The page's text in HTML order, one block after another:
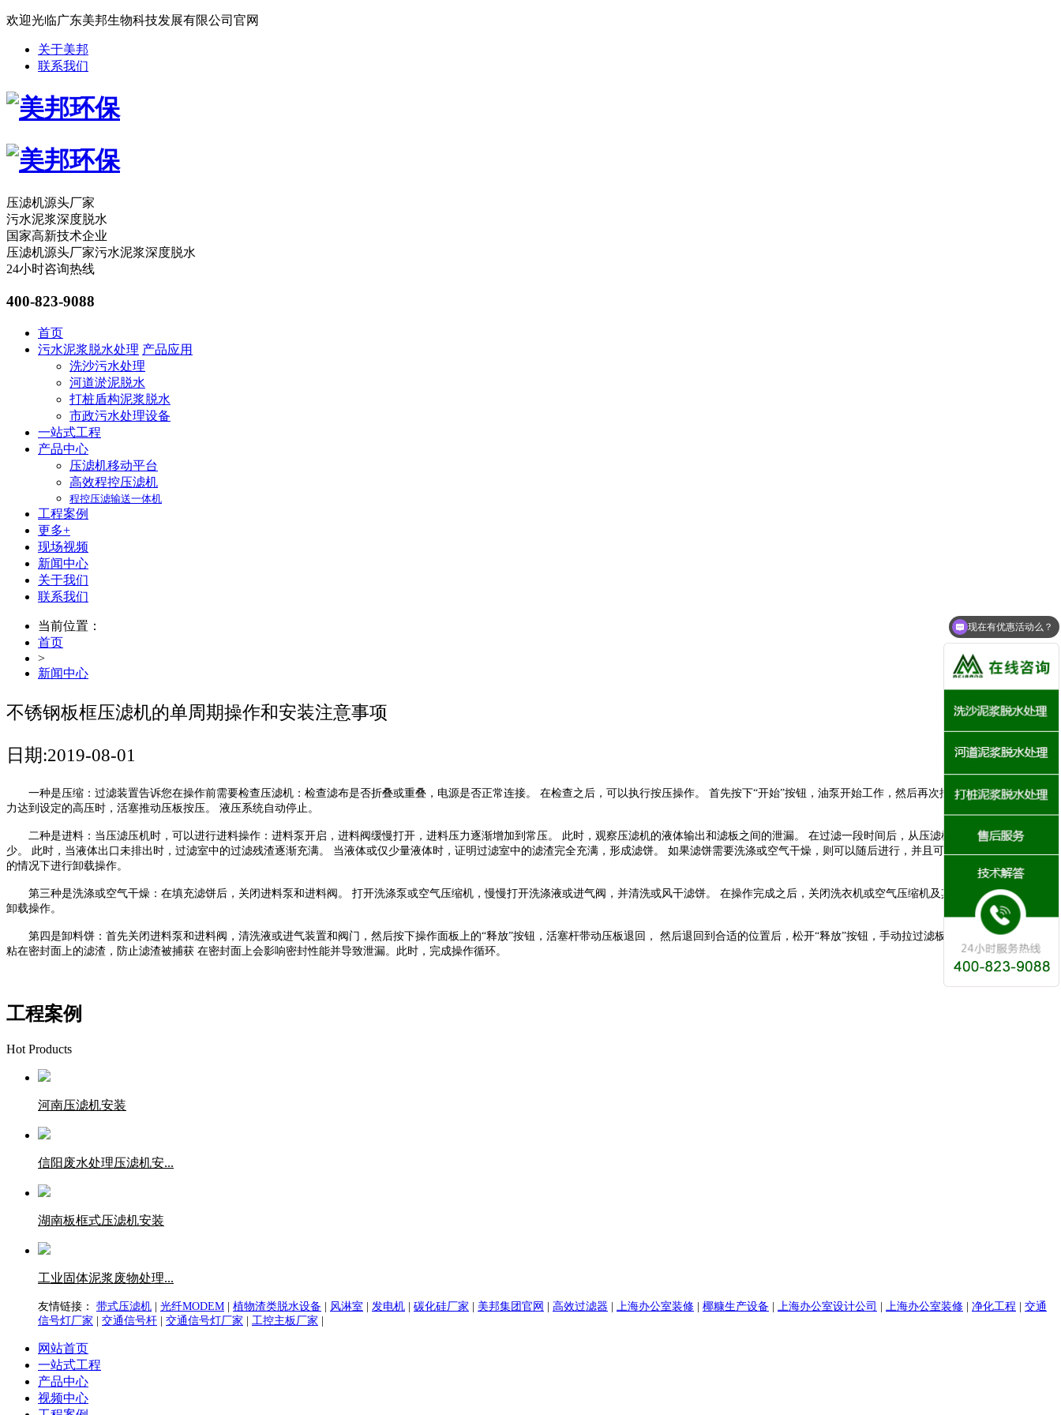
欢迎光临广东美邦生物科技发展有限公司官网
关于美邦
联系我们
压滤机源头厂家
污水泥浆深度脱水
国家高新技术企业
压滤机源头厂家污水泥浆深度脱水
24小时咨询热线
400-823-9088
首页
污水泥浆脱水处理 产品应用
洗沙污水处理
河道淤泥脱水
打桩盾构泥浆脱水
市政污水处理设备
一站式工程
产品中心
压滤机移动平台
高效程控压滤机
程控压滤输送一体机
工程案例
更多+
现场视频
新闻中心
关于我们
联系我们
当前位置：
首页
>
新闻中心
不锈钢板框压滤机的单周期操作和安装注意事项
日期:2019-08-01
一种是压缩：过滤装置告诉您在操作前需要检查压滤机：检查滤布是否折叠或重叠，电源是否正常连接。 在检查之后，可以执行按压操作。 首先按下“开始”按钮，油泵开始工作，然后再次按下“按下”按钮，当压
力达到设定的高压时，活塞推动压板按压。 液压系统自动停止。
二种是进料：当压滤压机时，可以进行进料操作：进料泵开启，进料阀缓慢打开，进料压力逐渐增加到常压。 此时，观察压滤机的液体输出和滤板之间的泄漏。
在过滤一段时间后，从压滤机输出的液体逐渐减
少。
此时，当液体出口未排出时，过滤室中的过滤残渣逐渐充满。 当液体或仅少量液体时，证明过滤室中的滤渣完全充满，形成滤饼。
如果滤饼需要洗涤或空气干燥，则可以随后进行，并且可以在不洗涤或空气干燥
的情况下进行卸载操作。
第三种是洗涤或空气干燥：在填充滤饼后，关闭进料泵和进料阀。 打开洗涤泵或空气压缩机，慢慢打开洗涤液或进气阀，并清洗或风干滤饼。
在操作完成之后，关闭洗衣机或空气压缩机及其阀门，并且可以执行
卸载操作。
第四是卸料饼：首先关闭进料泵和进料阀，清洗液或进气装置和阀门，然后按下操作面板上的“释放”按钮，活塞杆带动压板退回， 然后退回到合适的位置后，松开“释放”按钮，手动拉过滤板取下滤饼，同时清洁
粘在密封面上的滤渣，防止滤渣被捕获 在密封面上会影响密封性能并导致泄漏。此时，完成操作循环。
工程案例
Hot Products
河南压滤机安装
信阳废水处理压滤机安...
湖南板框式压滤机安装
工业固体泥浆废物处理...
友情链接： 带式压滤机 | 光纤MODEM | 植物渣类脱水设备 | 风淋室 | 发电机 | 碳化硅厂家 | 美邦集团官网 | 高效过滤器 | 上海办公室装修 | 椰糠生产设备 | 上海办公室设计公司 | 上海办公室装修 | 净化工程 | 交通
信号灯厂家 | 交通信号杆 | 交通信号灯厂家 | 工控主板厂家 |
网站首页
一站式工程
产品中心
视频中心
可以介绍下你们的产品么？